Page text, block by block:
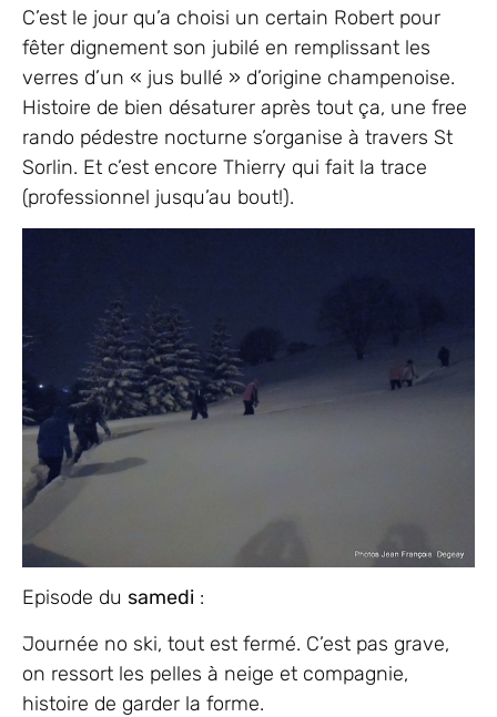
C’est le jour qu’a choisi un certain Robert pour
fêter dignement son jubilé en remplissant les
verres d’un « jus bullé » d’origine champenoise.
Histoire de bien désaturer après tout ça, une free
rando pédestre nocturne s’organise à travers St
Sorlin. Et c’est encore Thierry qui fait la trace
(professionnel jusqu’au bout!).
Episode du samedi :
Journée no ski, tout est fermé. C’est pas grave,
on ressort les pelles à neige et compagnie,
histoire de garder la forme.